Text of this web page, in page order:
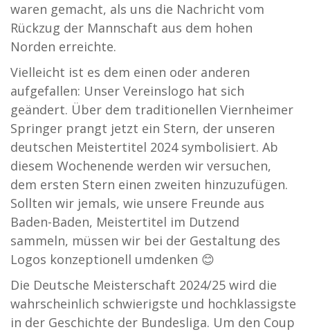
waren gemacht, als uns die Nachricht vom
Rückzug der Mannschaft aus dem hohen
Norden erreichte.
Vielleicht ist es dem einen oder anderen
aufgefallen: Unser Vereinslogo hat sich
geändert. Über dem traditionellen Viernheimer
Springer prangt jetzt ein Stern, der unseren
deutschen Meistertitel 2024 symbolisiert. Ab
diesem Wochenende werden wir versuchen,
dem ersten Stern einen zweiten hinzuzufügen.
Sollten wir jemals, wie unsere Freunde aus
Baden-Baden, Meistertitel im Dutzend
sammeln, müssen wir bei der Gestaltung des
Logos konzeptionell umdenken 😊
Die Deutsche Meisterschaft 2024/25 wird die
wahrscheinlich schwierigste und hochklassigste
in der Geschichte der Bundesliga. Um den Coup